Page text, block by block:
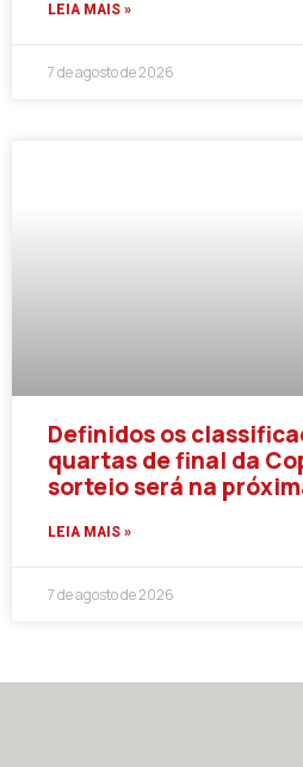
LEIA MAIS »
7 de agosto de 2026
Definidos os
quartas de final da
sorteio será na
LEIA MAIS »
7 de agosto de 2026